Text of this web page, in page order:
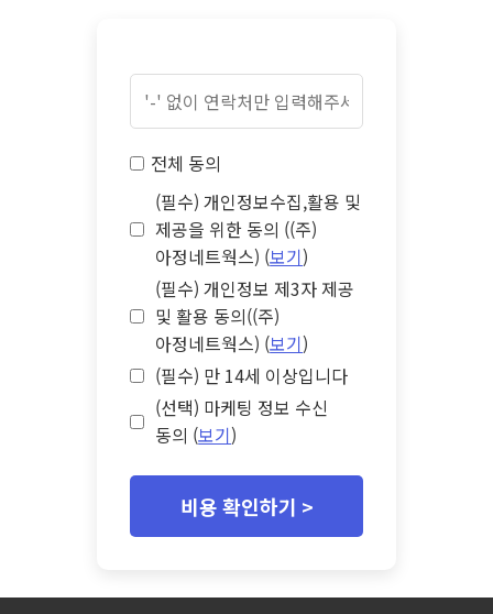
전체 동의
(필수) 개인정보수집,활용 및
제공을 위한 동의 ((주)
아정네트웍스) (보기)
(필수) 개인정보 제3자 제공
및 활용 동의((주)
아정네트웍스) (보기)
(필수) 만 14세 이상입니다
(선택) 마케팅 정보 수신
동의 (보기)
비용 확인하기 >